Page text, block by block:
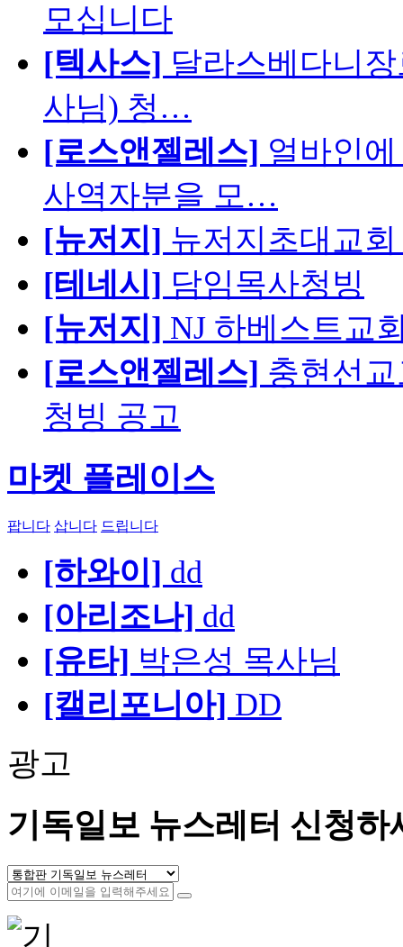
모십니다
[텍사스] 달라스베다니
사님) 청…
[로스앤젤레스] 얼바인
사역자분을 모…
[뉴저지] 뉴저지초대교
[테네시] 담임목사청빙
[뉴저지] NJ 하베스트교
[로스앤젤레스] 충현선
청빙 공고
마켓 플레이스
팝니다 삽니다 드립니다
[하와이] dd
[아리조나] dd
[유타] 박은성 목사님
[캘리포니아] DD
광고
기독일보 뉴스레터 신청하